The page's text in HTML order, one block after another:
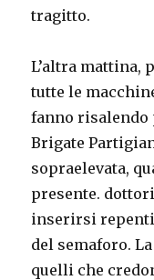
tragitto.
L’altra mattina,
tutte le
fanno risalendo
Brigate
sopraelevata,
presente.
inserirsi
del semaforo.
quelli che